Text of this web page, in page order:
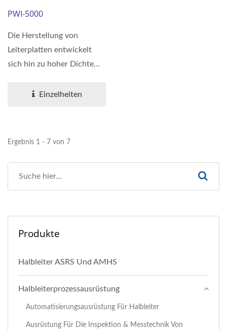
PWI-5000
Die Herstellung von
Leiterplatten entwickelt
sich hin zu hoher Dichte
Linienbreite....Einzelheiten
Ergebnis 1 - 7 von 7
Produkte
Halbleiter ASRS Und AMHS
Halbleiterprozessausrüstung
Automatisierungsausrüstung Für Halbleiter
Ausrüstung Für Die Inspektion & Messtechnik Von